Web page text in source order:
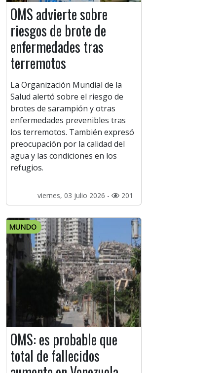
OMS advierte sobre
riesgos de brote de
enfermedades tras
terremotos
La Organización Mundial de la
Salud alertó sobre el riesgo de
brotes de sarampión y otras
enfermedades prevenibles tras
los terremotos. También expresó
preocupación por la calidad del
agua y las condiciones en los
refugios.
viernes, 03 julio 2026 - 201
MUNDO
OMS: es probable que
total de fallecidos